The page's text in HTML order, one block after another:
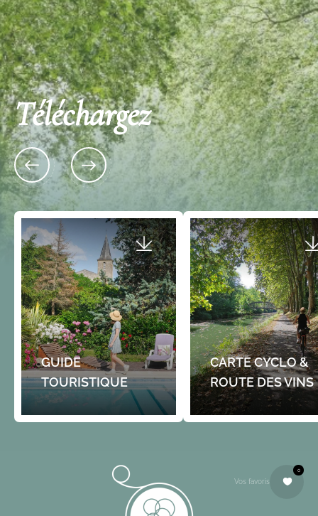
Téléchargez
GUIDE
TOURISTIQUE
CARTE CYCLO &
ROUTE DES VINS
Vos favoris
0